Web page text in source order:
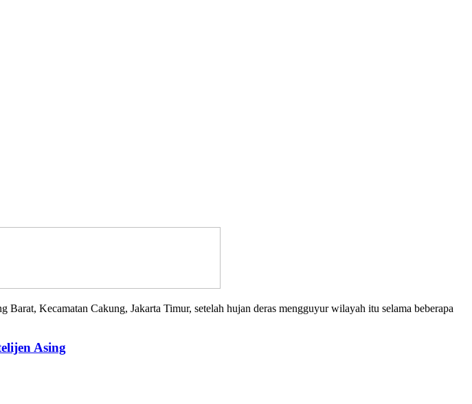
Kecamatan Cakung, Jakarta Timur, setelah hujan deras mengguyur wilayah itu selama beberapa
Asing